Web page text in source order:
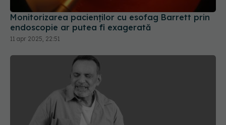
Monitorizarea pacienților cu esofag Barrett prin
endoscopie ar putea fi exagerată
11 apr 2025, 22:51